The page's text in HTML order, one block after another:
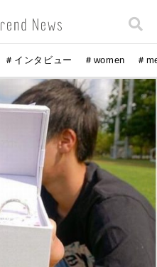
＃インタビュー ＃women ＃